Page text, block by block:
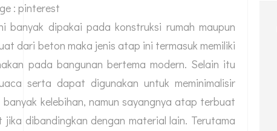
: pinterest
dipakai pada konstruksi rumah maupun
dari beton maka jenis atap ini termasuk memiliki
pada bangunan bertema modern. Selain itu
serta dapat digunakan untuk meminimalisir
kelebihan, namun sayangnya atap terbuat
dibandingkan dengan material lain. Terutama